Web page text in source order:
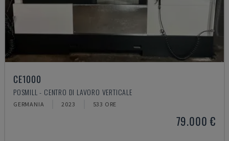
CE1000
POSMILL - CENTRO DI LAVORO VERTICALE
GERMANIA 2023 533 ORE
79.000 €